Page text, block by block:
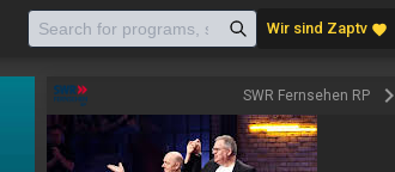
Wir sind Zaptv favorite
SWR Fernsehen RP keyboard_arrow_right